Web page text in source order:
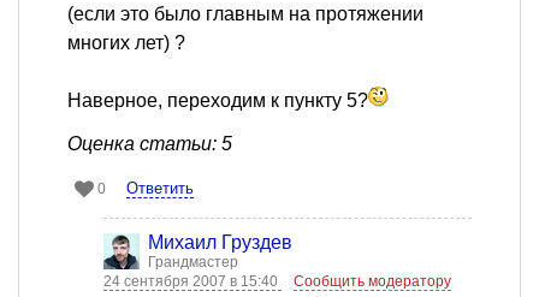
(если это было главным на протяжении
многих лет) ?
Наверное, переходим к пункту 5?
Оценка статьи: 5
0 Ответить
Михаил Груздев
Грандмастер
24 сентября 2007 в 15:40
Сообщить модератору